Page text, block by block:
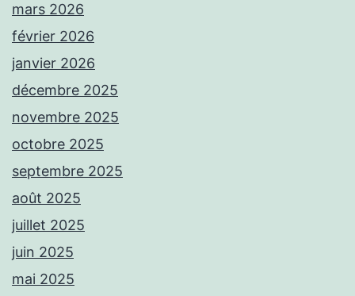
mars 2026
février 2026
janvier 2026
décembre 2025
novembre 2025
octobre 2025
septembre 2025
août 2025
juillet 2025
juin 2025
mai 2025